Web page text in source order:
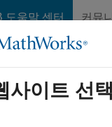
도움말 센터 커뮤
사이트 선택